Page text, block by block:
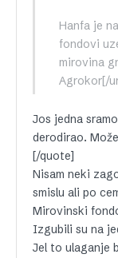
Hanfa je
fondovi
mirovina
Agrokor[/
Jos jedna
derodirao.
[/quote]
Nisam neki
smislu ali po
Mirovinski
Izgubili su na
Jel to ulaganje